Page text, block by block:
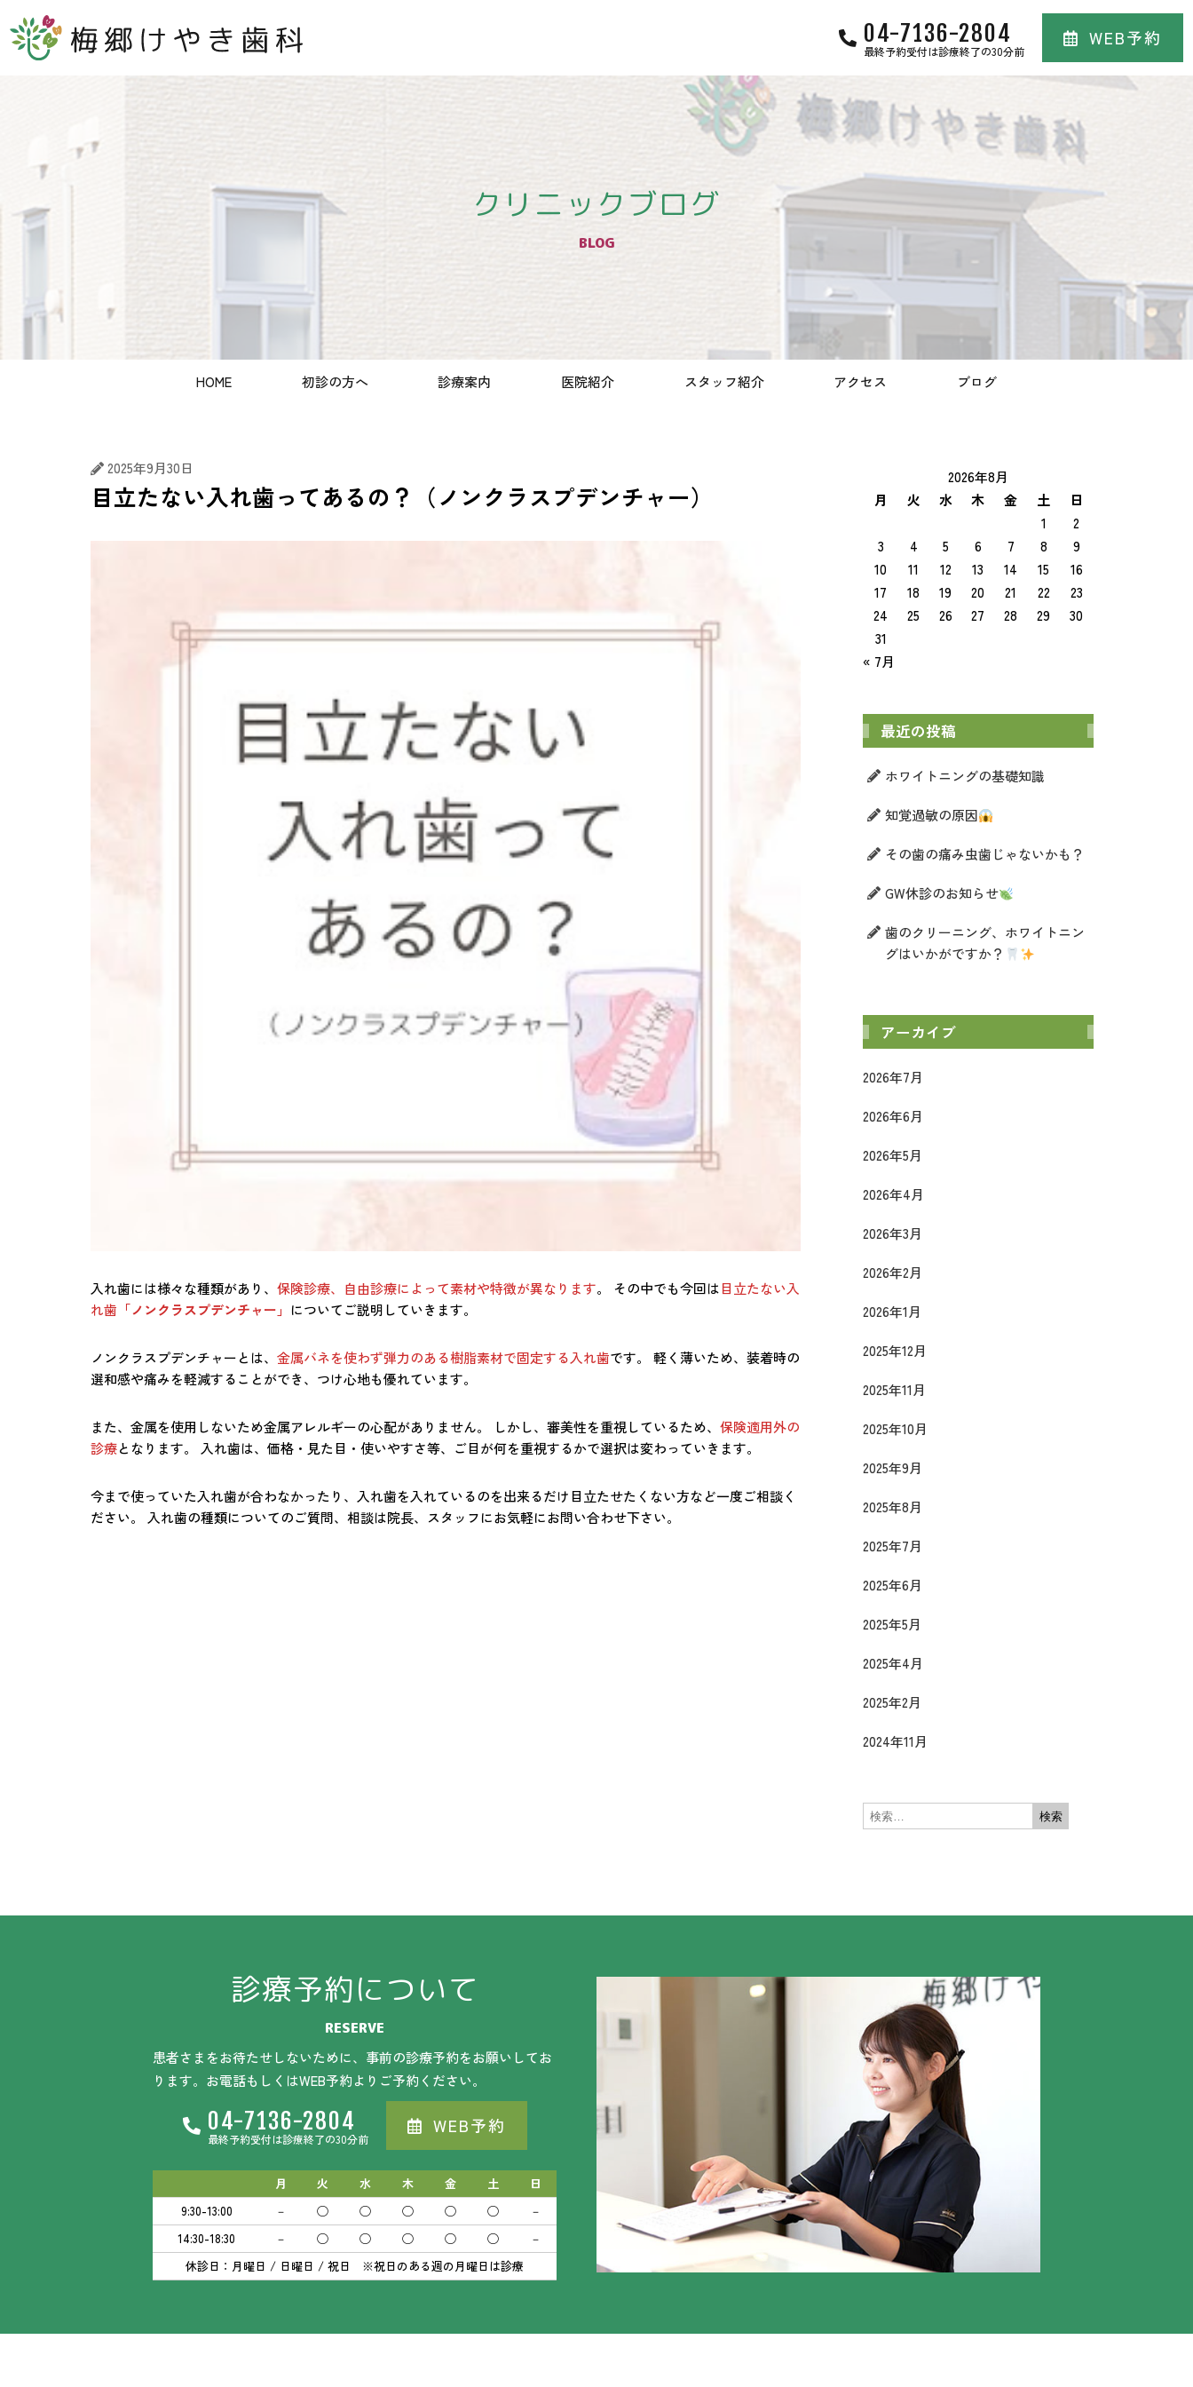
04-7136-2804
最終予約受付は診療終了の30分前
WEB予約
クリニックブログ
BLOG
HOME 初診の方へ
診療案内
医院紹介 スタッフ紹介 アクセス ブログ
2025年9月30日
目立たない入れ歯ってあるの？（ノンクラスプデンチャー）
入れ歯には様々な種類があり、 保険診療、自由診療によって素材や特徴が異なります。 その中でも今回は目立たない入
れ歯 「ノンクラスプデンチャー」 についてご説明していきます。
ノンクラスプデンチャーとは、 金属バネを使わず弾力のある樹脂素材で固定する入れ歯です。 軽く薄いため、装着時の
選和感や痛みを軽減することができ、つけ心地も優れています。
また、金属を使用しないため金属アレルギーの心配がありません。 しかし、審美性を重視しているため、 保険適用外の
診療となります。 入れ歯は、価格・見た目・使いやすさ等、ご目が何を重視するかで選択は変わっていきます。
今まで使っていた入れ歯が合わなかったり、入れ歯を入れているのを出来るだけ目立たせたくない方など一度ご相談く
ださい。 入れ歯の種類についてのご質問、相談は院長、スタッフにお気軽にお問い合わせ下さい。
2026年8月
月
火 水 木 金 土
日
1
2
3
4 5 6 7 8
9
10
11 12 13 14 15
16
17
18 19 20 21 22
23
24
25 26 27 28 29
30
31
« 7月
最近の投稿
ホワイトニングの基礎知識
知覚過敏の原因
その歯の痛み虫歯じゃないかも？
GW休診のお知らせ
歯のクリーニング、ホワイトニン
グはいかがですか？
アーカイブ
2026年7月
2026年6月
2026年5月
2026年4月
2026年3月
2026年2月
2026年1月
2025年12月
2025年11月
2025年10月
2025年9月
2025年8月
2025年7月
2025年6月
2025年5月
2025年4月
2025年2月
2024年11月
診療予約について
RESERVE
患者さまをお待たせしないために、事前の診療予約をお願いしてお
ります。お電話もしくはWEB予約よりご予約ください。
04-7136-2804
最終予約受付は診療終了の30分前
WEB予約
月 火 水 木 金 土
日
9:30-13:00
－ ◯ ◯ ◯ ◯ ◯
－
14:30-18:30
－ ◯ ◯ ◯ ◯ ◯
－
休診日：月曜日 / 日曜日 / 祝日 ※祝日のある週の月曜日は診療